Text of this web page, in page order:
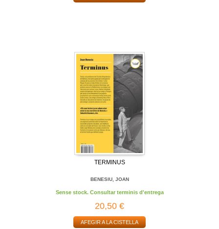
TERMINUS
BENESIU, JOAN
Sense stock. Consultar terminis d'entrega
20,50 €
AFEGIR A LA CISTELLA